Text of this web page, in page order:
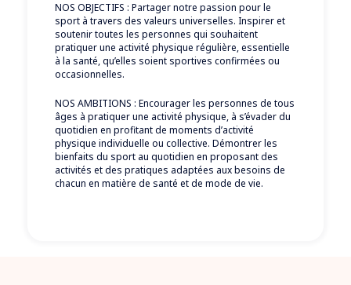
NOS OBJECTIFS : Partager notre passion pour le
sport à travers des valeurs universelles. Inspirer et
soutenir toutes les personnes qui souhaitent
pratiquer une activité physique régulière, essentielle
à la santé, qu’elles soient sportives confirmées ou
occasionnelles.
NOS AMBITIONS : Encourager les personnes de tous
âges à pratiquer une activité physique, à s’évader du
quotidien en profitant de moments d’activité
physique individuelle ou collective. Démontrer les
bienfaits du sport au quotidien en proposant des
activités et des pratiques adaptées aux besoins de
chacun en matière de santé et de mode de vie.